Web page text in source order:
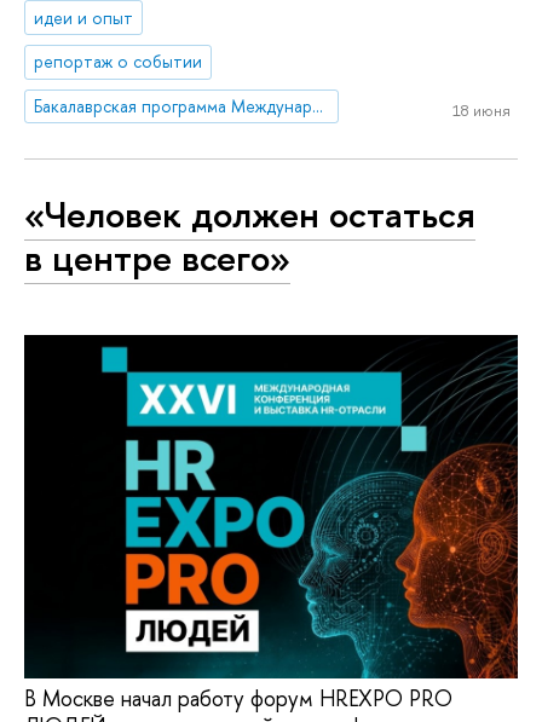
идеи и опыт
репортаж о событии
Бакалаврская программа Международная программа «Международные отношения и глобальные исследования»/ International Program 'International Relations and Global Studies'
18 июня
«Человек должен остаться
в центре всего»
В Москве начал работу форум HREXPO PRO